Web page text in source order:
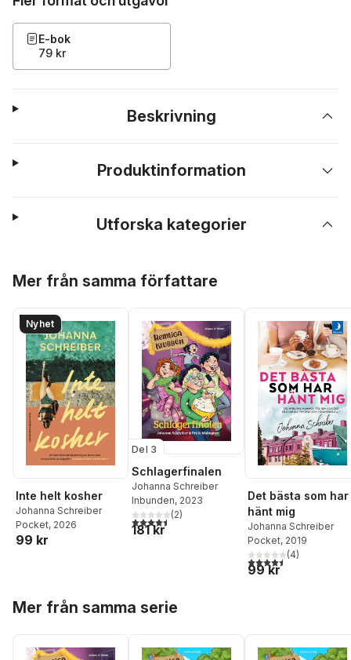
E-bok
79 kr
Beskrivning
Produktinformation
Utforska kategorier
Mer från samma författare
Nyhet
Inte helt kosher
Johanna Schreiber
Pocket, 2026
99 kr
Del 3
Schlagerfinalen
Johanna Schreiber
Inbunden, 2023
4,5utav 5 stjärnor. Totalt antal röster:
(2)
181 kr
Det bästa som har
hänt mig
Johanna Schreiber
Pocket, 2019
4,5utav 5 stjärnor.
(4)
99 kr
Mer från samma serie